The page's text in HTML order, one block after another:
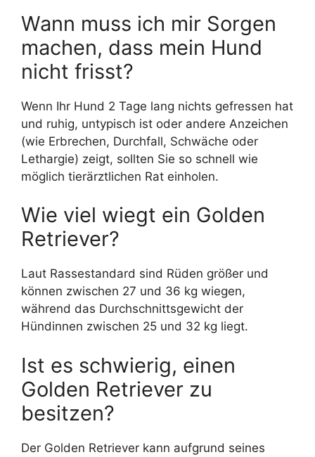
Wann muss ich mir Sorgen
machen, dass mein Hund
nicht frisst?
Wenn Ihr Hund 2 Tage lang nichts gefressen hat
und ruhig, untypisch ist oder andere Anzeichen
(wie Erbrechen, Durchfall, Schwäche oder
Lethargie) zeigt, sollten Sie so schnell wie
möglich tierärztlichen Rat einholen.
Wie viel wiegt ein Golden
Retriever?
Laut Rassestandard sind Rüden größer und
können zwischen 27 und 36 kg wiegen,
während das Durchschnittsgewicht der
Hündinnen zwischen 25 und 32 kg liegt.
Ist es schwierig, einen
Golden Retriever zu
besitzen?
Der Golden Retriever kann aufgrund seines